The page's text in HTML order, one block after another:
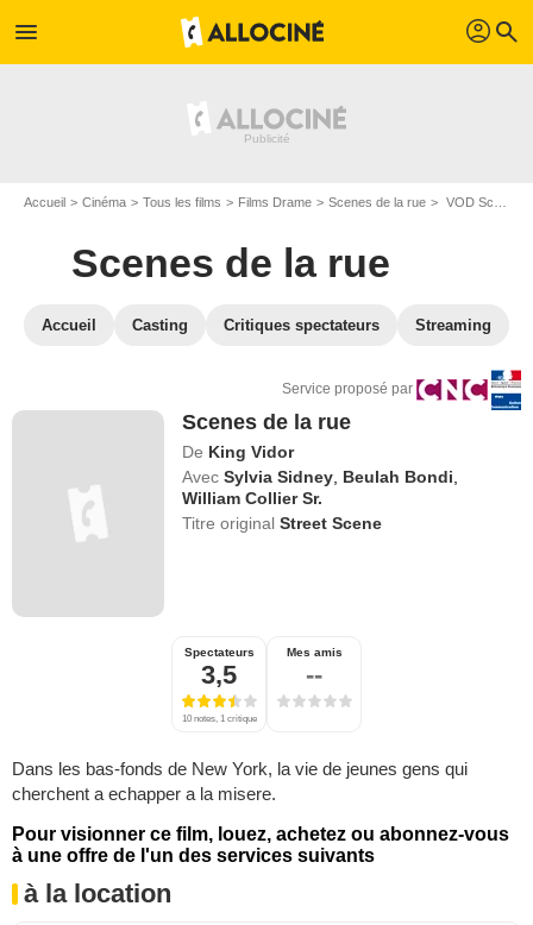
menu profil search
Accueil Cinéma Tous les films Films Drame Scenes de la rue VOD Scenes de la rue
Scenes de la rue
Accueil Casting Critiques spectateurs Streaming
Service proposé par
Scenes de la rue
De King Vidor
Avec Sylvia Sidney Beulah Bondi
William Collier Sr.
Titre originalStreet Scene
Spectateurs
3,5
10 notes, 1 critique
Mes amis
--
Dans les bas-fonds de New York, la vie de jeunes gens qui
cherchent a echapper a la misere.
Pour visionner ce film, louez, achetez ou abonnez-vous
à une offre de l'un des services suivants
à la location